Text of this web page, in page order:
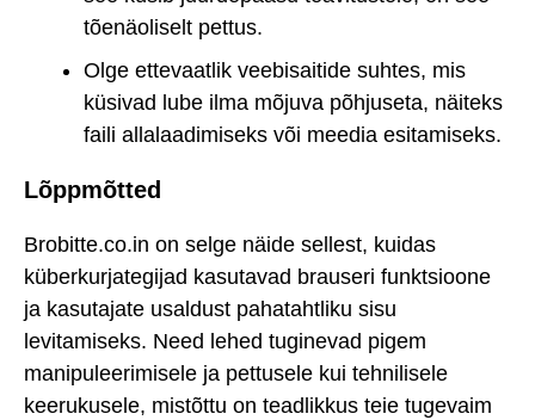
tõenäoliselt pettus.
Olge ettevaatlik veebisaitide suhtes, mis
küsivad lube ilma mõjuva põhjuseta, näiteks
faili allalaadimiseks või meedia esitamiseks.
Lõppmõtted
Brobitte.co.in on selge näide sellest, kuidas
küberkurjategijad kasutavad brauseri funktsioone
ja kasutajate usaldust pahatahtliku sisu
levitamiseks. Need lehed tuginevad pigem
manipuleerimisele ja pettusele kui tehnilisele
keerukusele, mistõttu on teadlikkus teie tugevaim